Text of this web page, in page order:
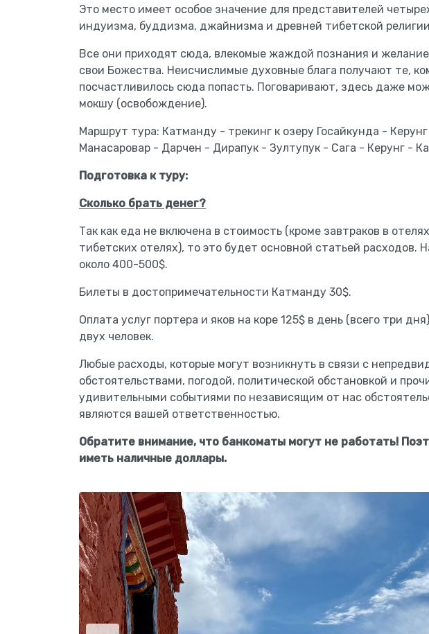
Это место имеет особое значение для представителей
индуизма, буддизма, джайнизма и древней тибетской
Все они приходят сюда, влекомые жаждой познания и
свои Божества. Неисчислимые духовные блага получают те,
посчастливилось сюда попасть. Поговаривают, здесь даже
мокшу (освобождение).
Маршрут тура: Катманду - трекинг к озеру Госайкунда -
Манасаровар - Дарчен - Дирапук - Зултупук - Сага - Керунг -
Подготовка к туру:
Сколько брать денег?
Так как еда не включена в стоимость (кроме завтраков в
тибетских отелях), то это будет основной статьей расходов.
около 400-500$.
Билеты в достопримечательности Катманду 30$.
Оплата услуг портера и яков на коре 125$ в день (всего три
двух человек.
Любые расходы, которые могут возникнуть в связи с
обстоятельствами, погодой, политической обстановкой и
удивительными событиями по независящим от нас
являются вашей ответственностью.
Обратите внимание, что банкоматы могут не работать!
иметь наличные доллары.